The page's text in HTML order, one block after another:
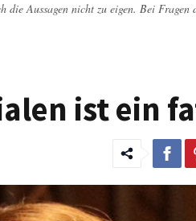
Aussagen nicht zu eigen. Bei Fragen
ist ein